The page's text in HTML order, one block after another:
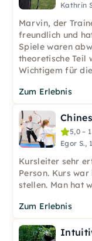
Kathrin
Marvin, der
freundlich und
Spiele waren
theoretische Teil
Wichtigem für
Zum Erlebnis
5,0 –
Egor S.,
Kursleiter sehr
Person. Kurs
stellen. Man hat
Zum Erlebnis